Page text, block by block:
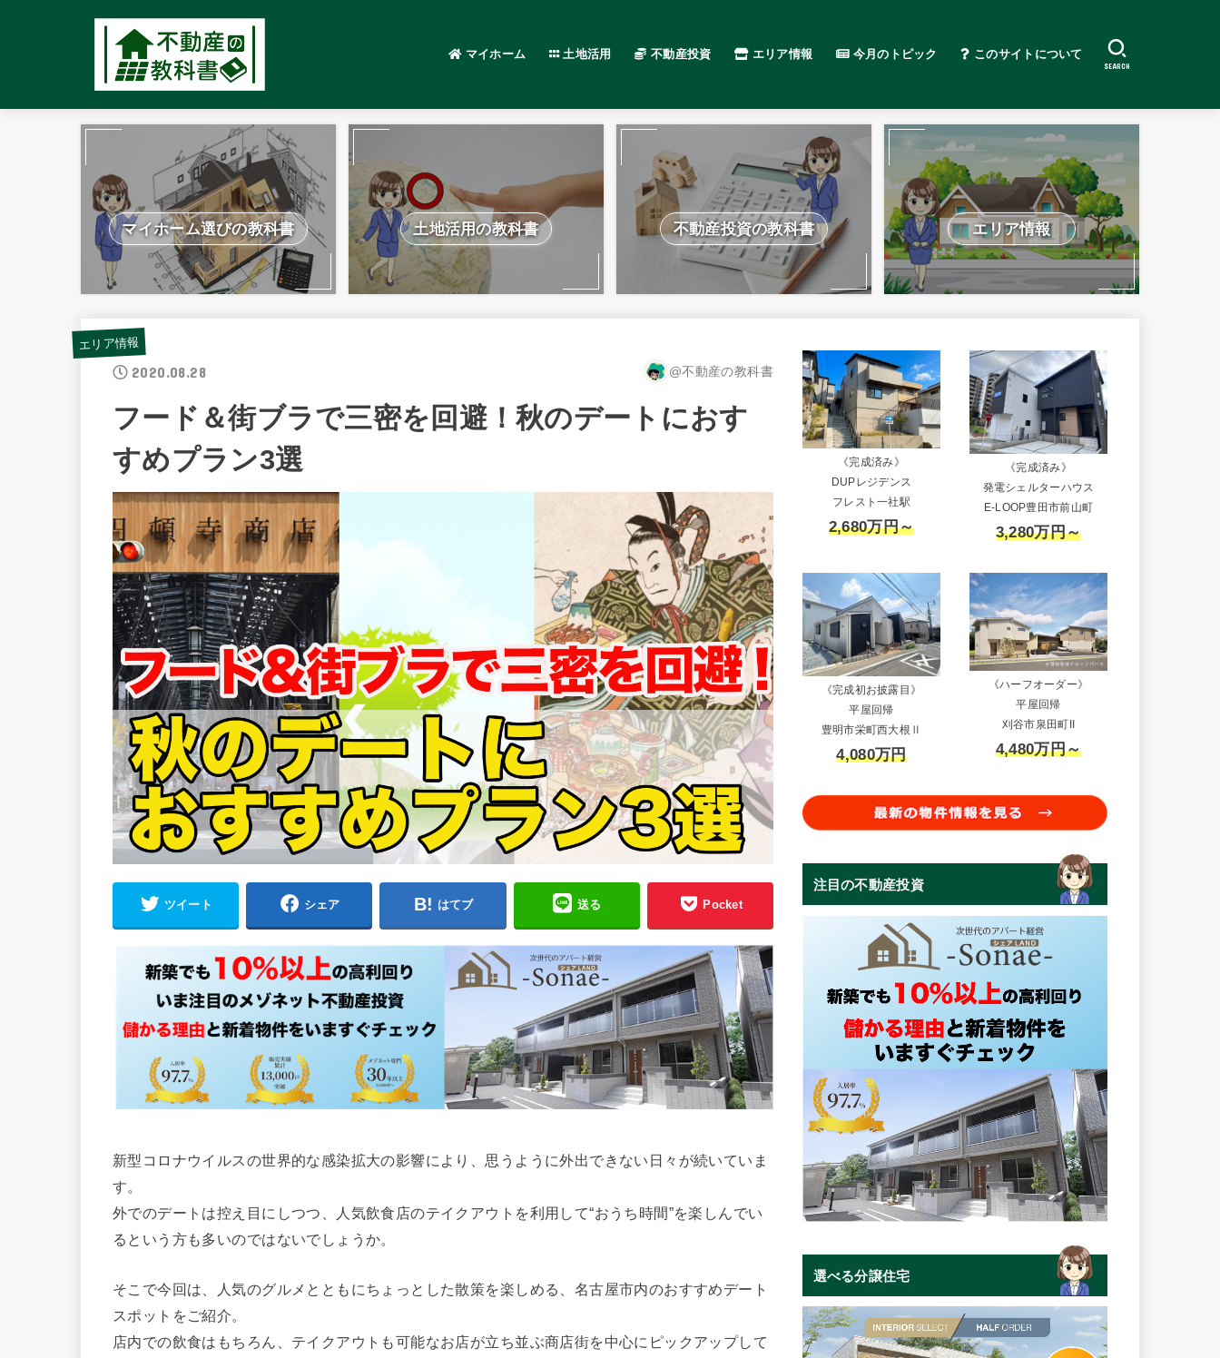
マイホーム 土地活用 不動産投資 エリア情報 今月のトピック このサイトについて
SEARCH
マイホーム選びの教科書 土地活用の教科書 不動産投資の教科書 エリア情報
エリア情報
2020.08.28 @不動産の教科書
フード＆街ブラで三密を回避！秋のデートにおす
すめプラン3選
ツイート シェア はてブ 送る Pocket
新型コロナウイルスの世界的な感染拡大の影響により、思うように外出できない日々が続いていま
す。
外でのデートは控え目にしつつ、人気飲食店のテイクアウトを利用して“おうち時間”を楽しんでい
るという方も多いのではないでしょうか。
そこで今回は、人気のグルメとともにちょっとした散策を楽しめる、名古屋市内のおすすめデート
スポットをご紹介。
店内での飲食はもちろん、テイクアウトも可能なお店が立ち並ぶ商店街を中心にピックアップして
《完成済み》
DUPレジデンス
フレスト一社駅
2,680万円～
《完成済み》
発電シェルターハウス
E-LOOP豊田市前山町
3,280万円～
《完成初お披露目》
平屋回帰
豊明市栄町西大根Ⅱ
4,080万円
《ハーフオーダー》
平屋回帰
刈谷市泉田町II
4,480万円～
注目の不動産投資
選べる分譲住宅